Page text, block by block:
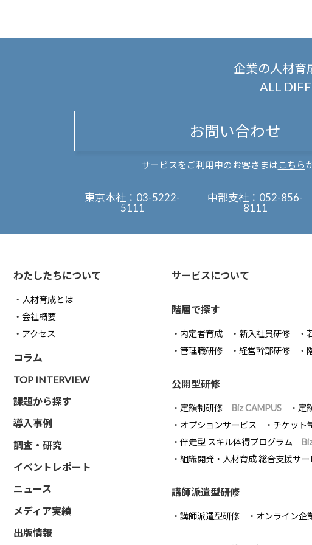
企業の人材育
ALL
お問い合わせ
サービスをご利用中のお客さまは こちら
東京本社： 03-5222-
5111
中部支社： 052-856-
8111
わたしたちについて
人材育成とは
会社概要
アクセス
コラム
TOP INTERVIEW
課題から探す
導入事例
調査・研究
イベントレポート
ニュース
メディア実績
出版情報
サービスについて
階層で探す
内定者育成 新入社員研修
管理職研修
経営幹部研修
公開型研修
定額制研修 Biz CAMPUS 定
オプションサービス
チケット
伴走型 スキル体得プログラム
組織開発・人材育成 総合支援サー
講師派遣型研修
講師派遣型研修 オンライン企